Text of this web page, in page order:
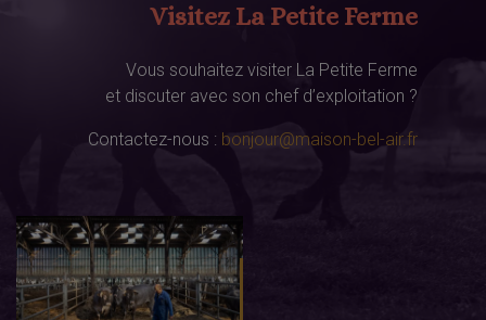
Visitez La Petite Ferme
Vous souhaitez visiter La Petite Ferme
et discuter avec son chef d’exploitation ?
Contactez-nous : bonjour@maison-bel-air.fr